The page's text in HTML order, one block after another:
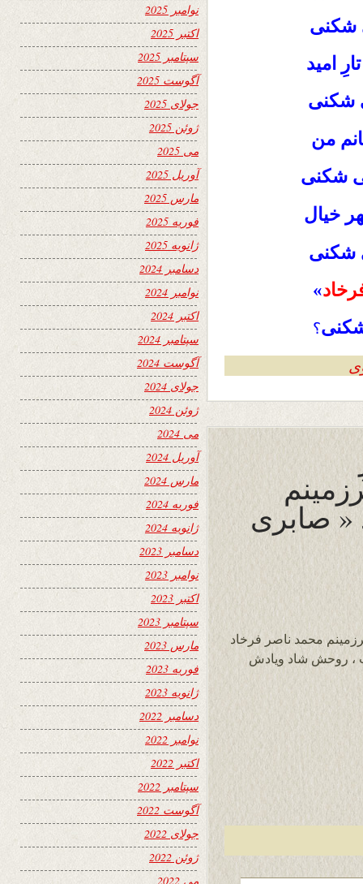
شکنی
امید
شکنی
من
شکنی
خیال
شکنی
»
؟
« صابری
محمد ناصر فرخاد
، روحش شاد ویادش
نوامبر 2025
اکتبر 2025
سپتامبر 2025
آگوست 2025
جولای 2025
ژوئن 2025
می 2025
آوریل 2025
مارس 2025
فوریه 2025
ژانویه 2025
دسامبر 2024
نوامبر 2024
اکتبر 2024
سپتامبر 2024
آگوست 2024
جولای 2024
ژوئن 2024
می 2024
آوریل 2024
مارس 2024
فوریه 2024
ژانویه 2024
دسامبر 2023
نوامبر 2023
اکتبر 2023
سپتامبر 2023
مارس 2023
فوریه 2023
ژانویه 2023
دسامبر 2022
نوامبر 2022
اکتبر 2022
سپتامبر 2022
آگوست 2022
جولای 2022
ژوئن 2022
می 2022